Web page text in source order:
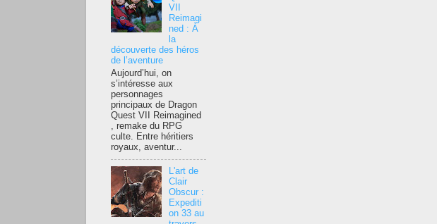
VII
Reimagi
ned : À
la
découverte des héros
de l’aventure
Aujourd’hui, on
s’intéresse aux
personnages
principaux de Dragon
Quest VII Reimagined
, remake du RPG
culte. Entre héritiers
royaux, aventur...
L'art de
Clair
Obscur :
Expediti
on 33 au